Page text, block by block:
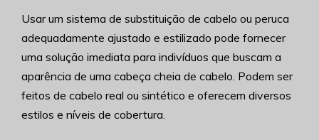
Usar um sistema de substituição de cabelo ou peruca
adequadamente ajustado e estilizado pode fornecer
uma solução imediata para indivíduos que buscam a
aparência de uma cabeça cheia de cabelo. Podem ser
feitos de cabelo real ou sintético e oferecem diversos
estilos e níveis de cobertura.